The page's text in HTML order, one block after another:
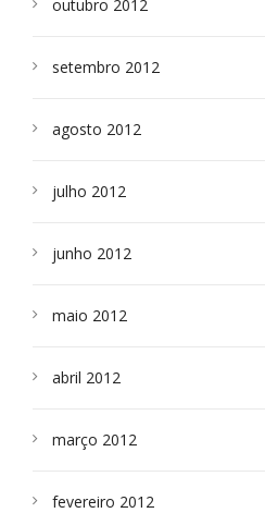
outubro 2012
setembro 2012
agosto 2012
julho 2012
junho 2012
maio 2012
abril 2012
março 2012
fevereiro 2012